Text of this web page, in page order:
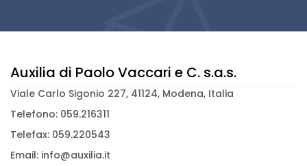
Auxilia di Paolo Vaccari e C. s.a.s.
Viale Carlo Sigonio 227, 41124, Modena, Italia
Telefono: 059.216311
Telefax: 059.220543
Email: info@auxilia.it